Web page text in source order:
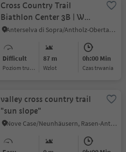
Cross Country Trail
Biathlon Center 3B | WM
2020
Anterselva di Sopra/Antholz-Obertal, Rasen-Antholz/Rasun Anterselva, Dolomites Region Kronplatz/Plan de Corones
Difficult
Poziom trudności
87 m
Wzlot
0h:00 Min
czas trwania
valley cross country trail
"sun slope"
Nove Case/Neunhäusern, Rasen-Antholz/Rasun Anterselva, Dolomites Region Kronplatz/Plan de Corones